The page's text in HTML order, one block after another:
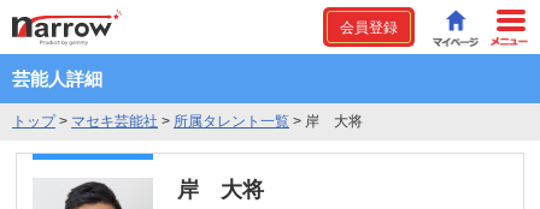
会員登録
芸能人詳細
トップ> マセキ芸能社 > 所属タレント一覧 > 岸 大将
岸 大将